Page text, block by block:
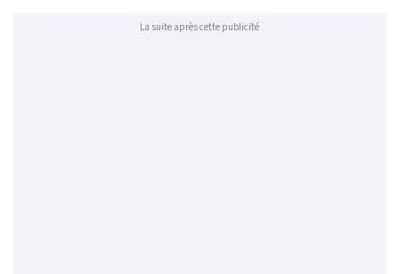
La suite après cette publicité